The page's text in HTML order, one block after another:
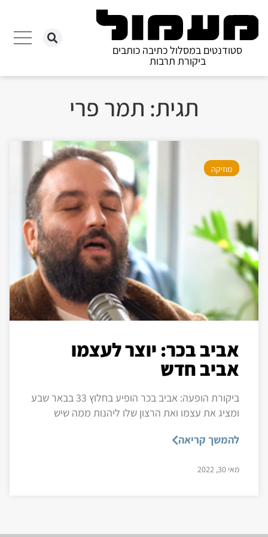
סטודנטים במסלול כתיבה כותבים
ביקורת תרבות
תגית: תמר פרי
מוזיקה
אביב בכר: יוצר לעצמו
אביב חדש
ביקורת הופעה: אביב בכר הופיע בחלוץ 33 בבאר שבע
ומציג את עצמו ואת הרצון שלו ליהנות ממה שיש
להמשך קריאה
מאי 30, 2022